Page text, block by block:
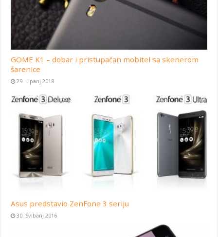
GOME K1 – dobar i pristupačan mobitel sa skenerom
šarenice
29. Lipanj 2018
Asus predstavio ZenFone 3 seriju
30. Svibanj 2016